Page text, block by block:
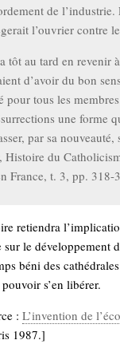
de
l’ouvrier contre
tôt au tard en revenir
d’avoir du bon
pour tous les
une forme
par sa
Histoire du
France, t. 3, pp. 318-
retiendra
le développement
béni des
s’en libérer.
: L’invention de
1987.]